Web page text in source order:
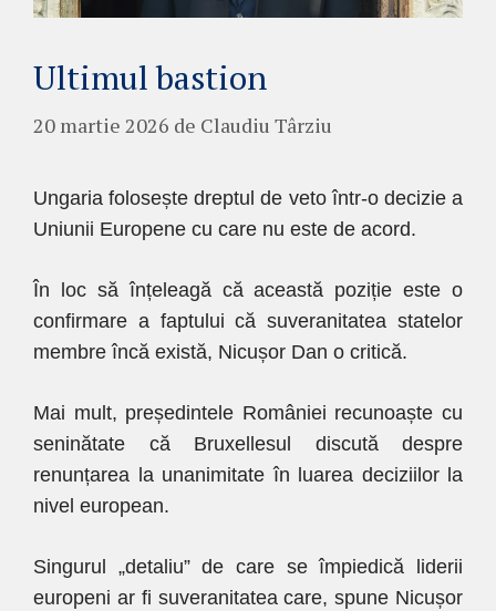
Ultimul bastion
20 martie 2026 de Claudiu Târziu
Ungaria folosește dreptul de veto într-o decizie a
Uniunii Europene cu care nu este de acord.
În loc să înțeleagă că această poziție este o
confirmare a faptului că suveranitatea statelor
membre încă există, Nicușor Dan o critică.
Mai mult, președintele României recunoaște cu
seninătate că Bruxellesul discută despre
renunțarea la unanimitate în luarea deciziilor la
nivel european.
Singurul „detaliu” de care se împiedică liderii
europeni ar fi suveranitatea care, spune Nicușor